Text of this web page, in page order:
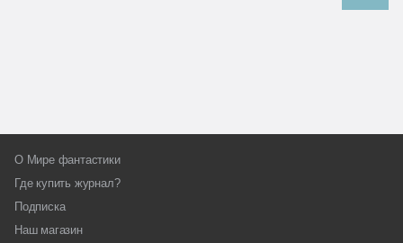
О Мире фантастики
Где купить журнал?
Подписка
Наш магазин